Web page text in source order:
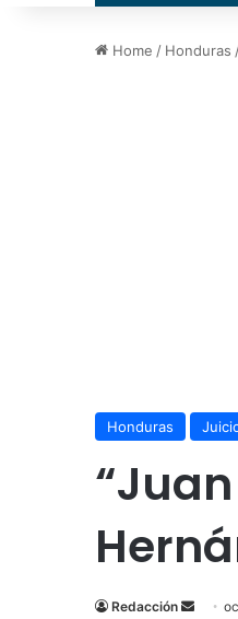
Home / Honduras
Honduras
Redacción
Send